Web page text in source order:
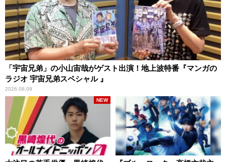
「宇宙兄弟」の小山宙哉がゲスト出演！地上波特番『マンガの
ラジオ 宇宙兄弟スペシャル 』
2026.08.09
NEW